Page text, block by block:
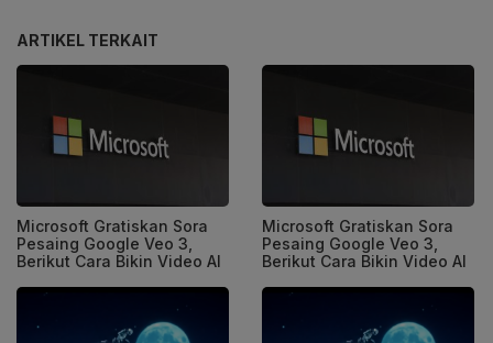
ARTIKEL TERKAIT
Microsoft Gratiskan Sora
Pesaing Google Veo 3,
Berikut Cara Bikin Video AI
Microsoft Gratiskan Sora
Pesaing Google Veo 3,
Berikut Cara Bikin Video AI